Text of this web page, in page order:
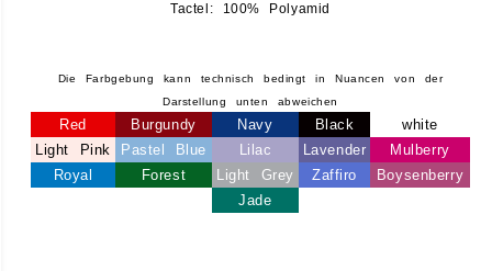
Tactel: 100% Polyamid
Die Farbgebung kann technisch bedingt in Nuancen von der
Darstellung unten abweichen
Red Burgundy Navy Black
white
Light Pink
Pastel Blue Lilac Lavender
Mulberry
Royal
Forest Light Grey Zaffiro
Boysenberry
Jade